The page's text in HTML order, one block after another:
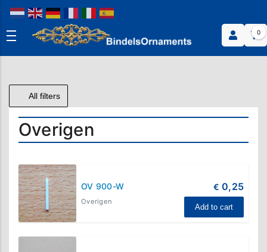
0
All filters
Overigen
OV 900-W
Overigen
€ 0,25
Add to cart